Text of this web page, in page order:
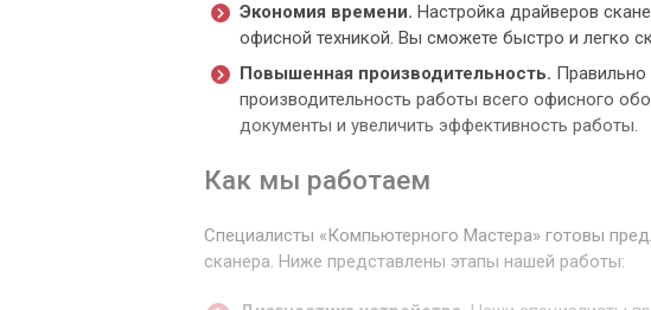
Экономия времени. Настройка драйверов
офисной техникой. Вы сможете быстро и легко
Повышенная производительность.
производительность работы всего офисного
документы и увеличить эффективность работы.
Как мы работаем
Специалисты «Компьютерного Мастера» готовы
сканера. Ниже представлены этапы нашей работы: